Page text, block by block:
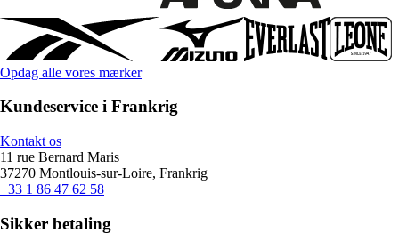
Opdag alle vores mærker
Kundeservice i Frankrig
Kontakt os
11 rue Bernard Maris
37270 Montlouis-sur-Loire, Frankrig
+33 1 86 47 62 58
Sikker betaling